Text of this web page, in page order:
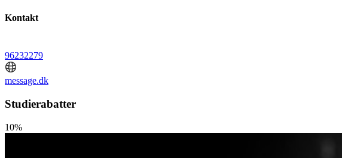
Kontakt
96232279
message.dk
Studierabatter
10%